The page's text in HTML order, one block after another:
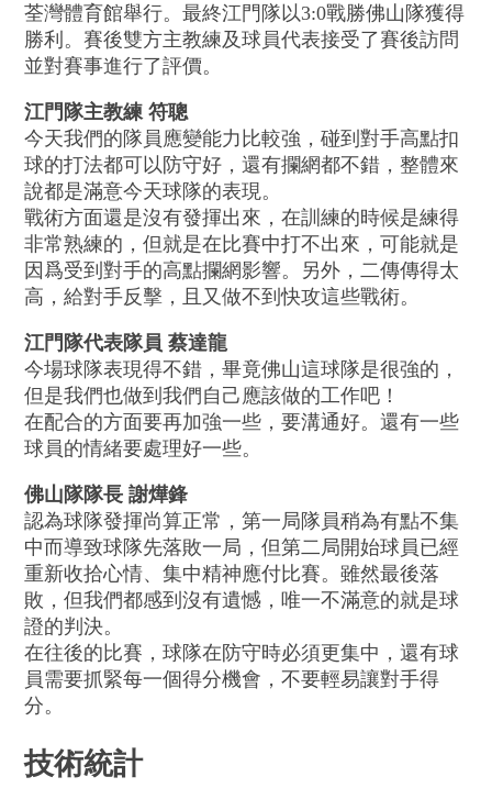
荃灣體育館舉行。最終江門隊以3:0戰勝佛山隊獲得
勝利。賽後雙方主教練及球員代表接受了賽後訪問
並對賽事進行了評價。
江門隊主教練 符聰
今天我們的隊員應變能力比較強，碰到對手高點扣
球的打法都可以防守好，還有攔網都不錯，整體來
說都是滿意今天球隊的表現。
戰術方面還是沒有發揮出來，在訓練的時候是練得
非常熟練的，但就是在比賽中打不出來，可能就是
因爲受到對手的高點攔網影響。另外，二傳傳得太
高，給對手反擊，且又做不到快攻這些戰術。
江門隊代表隊員 蔡達龍
今場球隊表現得不錯，畢竟佛山這球隊是很強的，
但是我們也做到我們自己應該做的工作吧！
在配合的方面要再加強一些，要溝通好。還有一些
球員的情緒要處理好一些。
佛山隊隊長 謝燁鋒
認為球隊發揮尚算正常，第一局隊員稍為有點不集
中而導致球隊先落敗一局，但第二局開始球員已經
重新收拾心情、集中精神應付比賽。雖然最後落
敗，但我們都感到沒有遺憾，唯一不滿意的就是球
證的判決。
在往後的比賽，球隊在防守時必須更集中，還有球
員需要抓緊每一個得分機會，不要輕易讓對手得
分。
技術統計